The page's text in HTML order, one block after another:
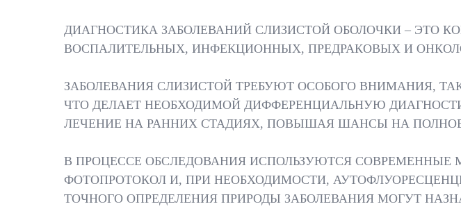
ДИАГНОСТИКА ЗАБОЛЕВАНИЙ СЛИЗИСТОЙ ОБОЛОЧКИ – ЭТО
ВОСПАЛИТЕЛЬНЫХ, ИНФЕКЦИОННЫХ, ПРЕДРАКОВЫХ И
ЗАБОЛЕВАНИЯ СЛИЗИСТОЙ ТРЕБУЮТ ОСОБОГО ВНИМАНИЯ,
ЧТО ДЕЛАЕТ НЕОБХОДИМОЙ ДИФФЕРЕНЦИАЛЬНУЮ
ЛЕЧЕНИЕ НА РАННИХ СТАДИЯХ, ПОВЫШАЯ ШАНСЫ НА
В ПРОЦЕССЕ ОБСЛЕДОВАНИЯ ИСПОЛЬЗУЮТСЯ
ФОТОПРОТОКОЛ И, ПРИ НЕОБХОДИМОСТИ,
ТОЧНОГО ОПРЕДЕЛЕНИЯ ПРИРОДЫ ЗАБОЛЕВАНИЯ МОГУТ